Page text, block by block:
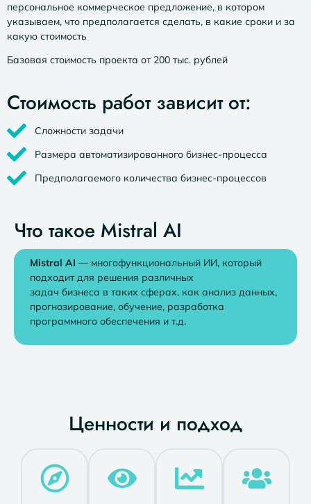
Подробнее
персональное коммерческое предложение, в котором
указываем, что предполагается сделать, в какие сроки и за
какую стоимость
Базовая стоимость проекта от 200 тыс. рублей
Стоимость работ зависит от:
Сложности задачи
Размера автоматизированного бизнес-процесса
Предполагаемого количества бизнес-процессов
Что такое Mistral AI
Mistral AI — многофункциональный ИИ, который
подходит для решения различных
задач бизнеса в таких сферах, как анализ данных,
прогнозирование, обучение, разработка
программного обеспечения и т.д.
Ценности и подход